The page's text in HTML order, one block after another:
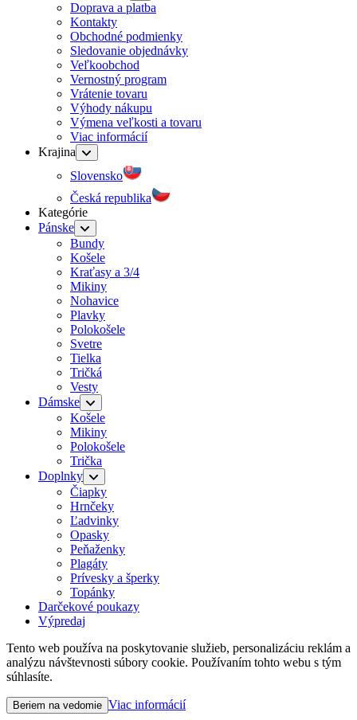
Doprava a platba
Kontakty
Obchodné podmienky
Sledovanie objednávky
Veľkoobchod
Vernostný program
Vrátenie tovaru
Výhody nákupu
Výmena veľkosti a tovaru
Viac informácií
Krajina
Slovensko
Česká republika
Kategórie
Pánske
Bundy
Košele
Kraťasy a 3/4
Mikiny
Nohavice
Plavky
Polokošele
Svetre
Tielka
Tričká
Vesty
Dámske
Košele
Mikiny
Polokošele
Trička
Doplnky
Čiapky
Hrnčeky
Ľadvinky
Opasky
Peňaženky
Plagáty
Prívesky a šperky
Topánky
Darčekové poukazy
Výpredaj
Tento web používa na poskytovanie služieb, personalizáciu reklám a
analýzu návštevnosti súbory cookie. Používaním tohto webu s tým
súhlasíte.
Beriem na vedomie Viac informácií